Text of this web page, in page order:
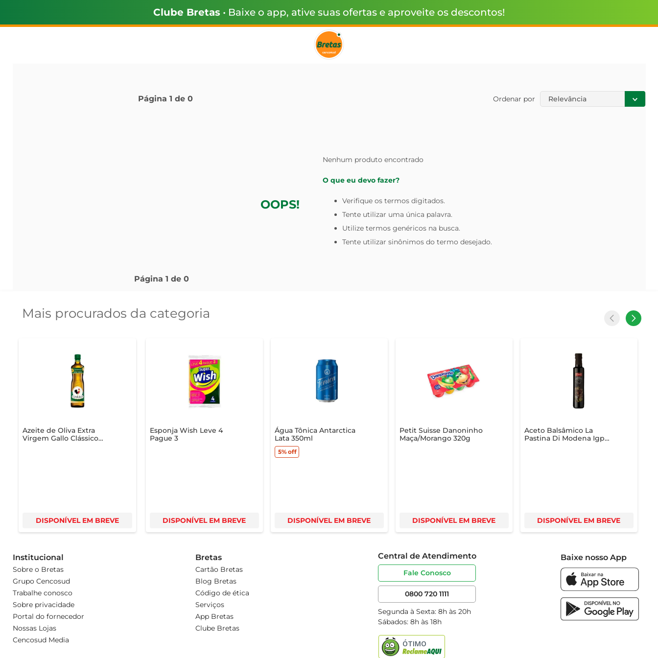
Clube Bretas • Baixe o app, ative suas ofertas e aproveite os descontos!
Página 1 de 0 Ordenar por Relevância
OOPS!
Nenhum produto encontrado
O que eu devo fazer?
Verifique os termos digitados.
Tente utilizar uma única palavra.
Utilize termos genéricos na busca.
Tente utilizar sinônimos do termo desejado.
Página 1 de 0
Mais procurados da categoria
Azeite de Oliva Extra
Virgem Gallo Clássico
DISPONÍVEL EM BREVE
Esponja Wish Leve 4
Pague 3
DISPONÍVEL EM BREVE
Água Tônica Antarctica
Lata 350ml
5%off
DISPONÍVEL EM BREVE
Petit Suisse Danoninho
Maça/Morango 320g
DISPONÍVEL EM BREVE
Aceto Balsâmico La
Pastina Di Modena Igp
DISPONÍVEL EM BREVE
Institucional
Sobre o Bretas
Grupo Cencosud
Trabalhe conosco
Sobre privacidade
Portal do fornecedor
Nossas Lojas
Cencosud Media
Bretas
Cartão Bretas
Blog Bretas
Código de ética
Serviços
App Bretas
Clube Bretas
Central de Atendimento
Fale Conosco
0800 720 1111
Segunda à Sexta: 8h às 20h
Sábados: 8h às 18h
Baixe nosso App